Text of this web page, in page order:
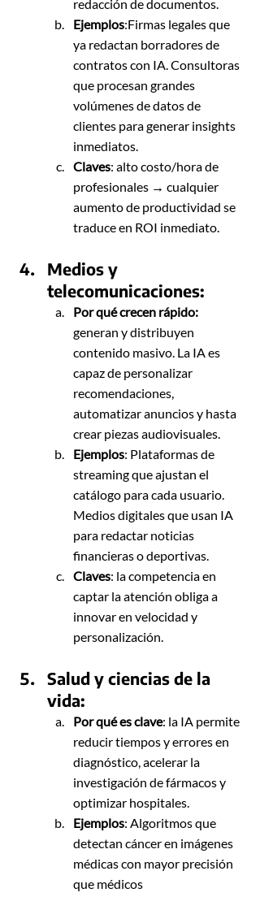
redacción de documentos.
Ejemplos:Firmas legales que
ya redactan borradores de
contratos con IA. Consultoras
que procesan grandes
volúmenes de datos de
clientes para generar insights
inmediatos.
Claves: alto costo/hora de
profesionales → cualquier
aumento de productividad se
traduce en ROI inmediato.
Medios y
telecomunicaciones:
Por qué crecen rápido:
generan y distribuyen
contenido masivo. La IA es
capaz de personalizar
recomendaciones,
automatizar anuncios y hasta
crear piezas audiovisuales.
Ejemplos: Plataformas de
streaming que ajustan el
catálogo para cada usuario.
Medios digitales que usan IA
para redactar noticias
financieras o deportivas.
Claves: la competencia en
captar la atención obliga a
innovar en velocidad y
personalización.
Salud y ciencias de la
vida:
Por qué es clave: la IA permite
reducir tiempos y errores en
diagnóstico, acelerar la
investigación de fármacos y
optimizar hospitales.
Ejemplos: Algoritmos que
detectan cáncer en imágenes
médicas con mayor precisión
que médicos